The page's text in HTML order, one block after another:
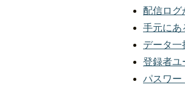
配信ログ
手元にあ
データ一
登録者ユ
パスワー